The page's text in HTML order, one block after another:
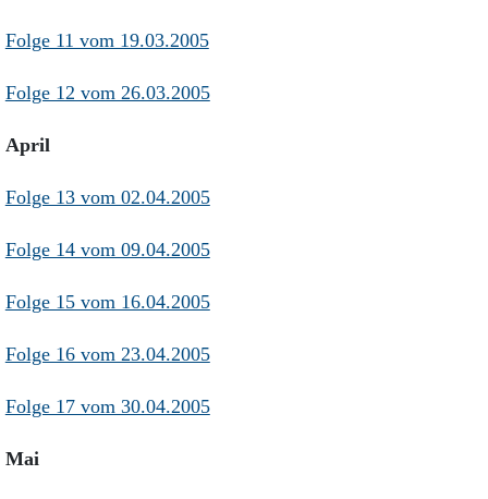
Folge 11 vom 19.03.2005
Folge 12 vom 26.03.2005
April
Folge 13 vom 02.04.2005
Folge 14 vom 09.04.2005
Folge 15 vom 16.04.2005
Folge 16 vom 23.04.2005
Folge 17 vom 30.04.2005
Mai